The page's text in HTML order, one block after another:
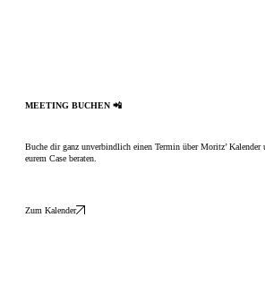
MEETING BUCHEN 📲
Buche dir ganz unverbindlich einen Termin über Moritz’
eurem Case beraten.
Zum Kalender